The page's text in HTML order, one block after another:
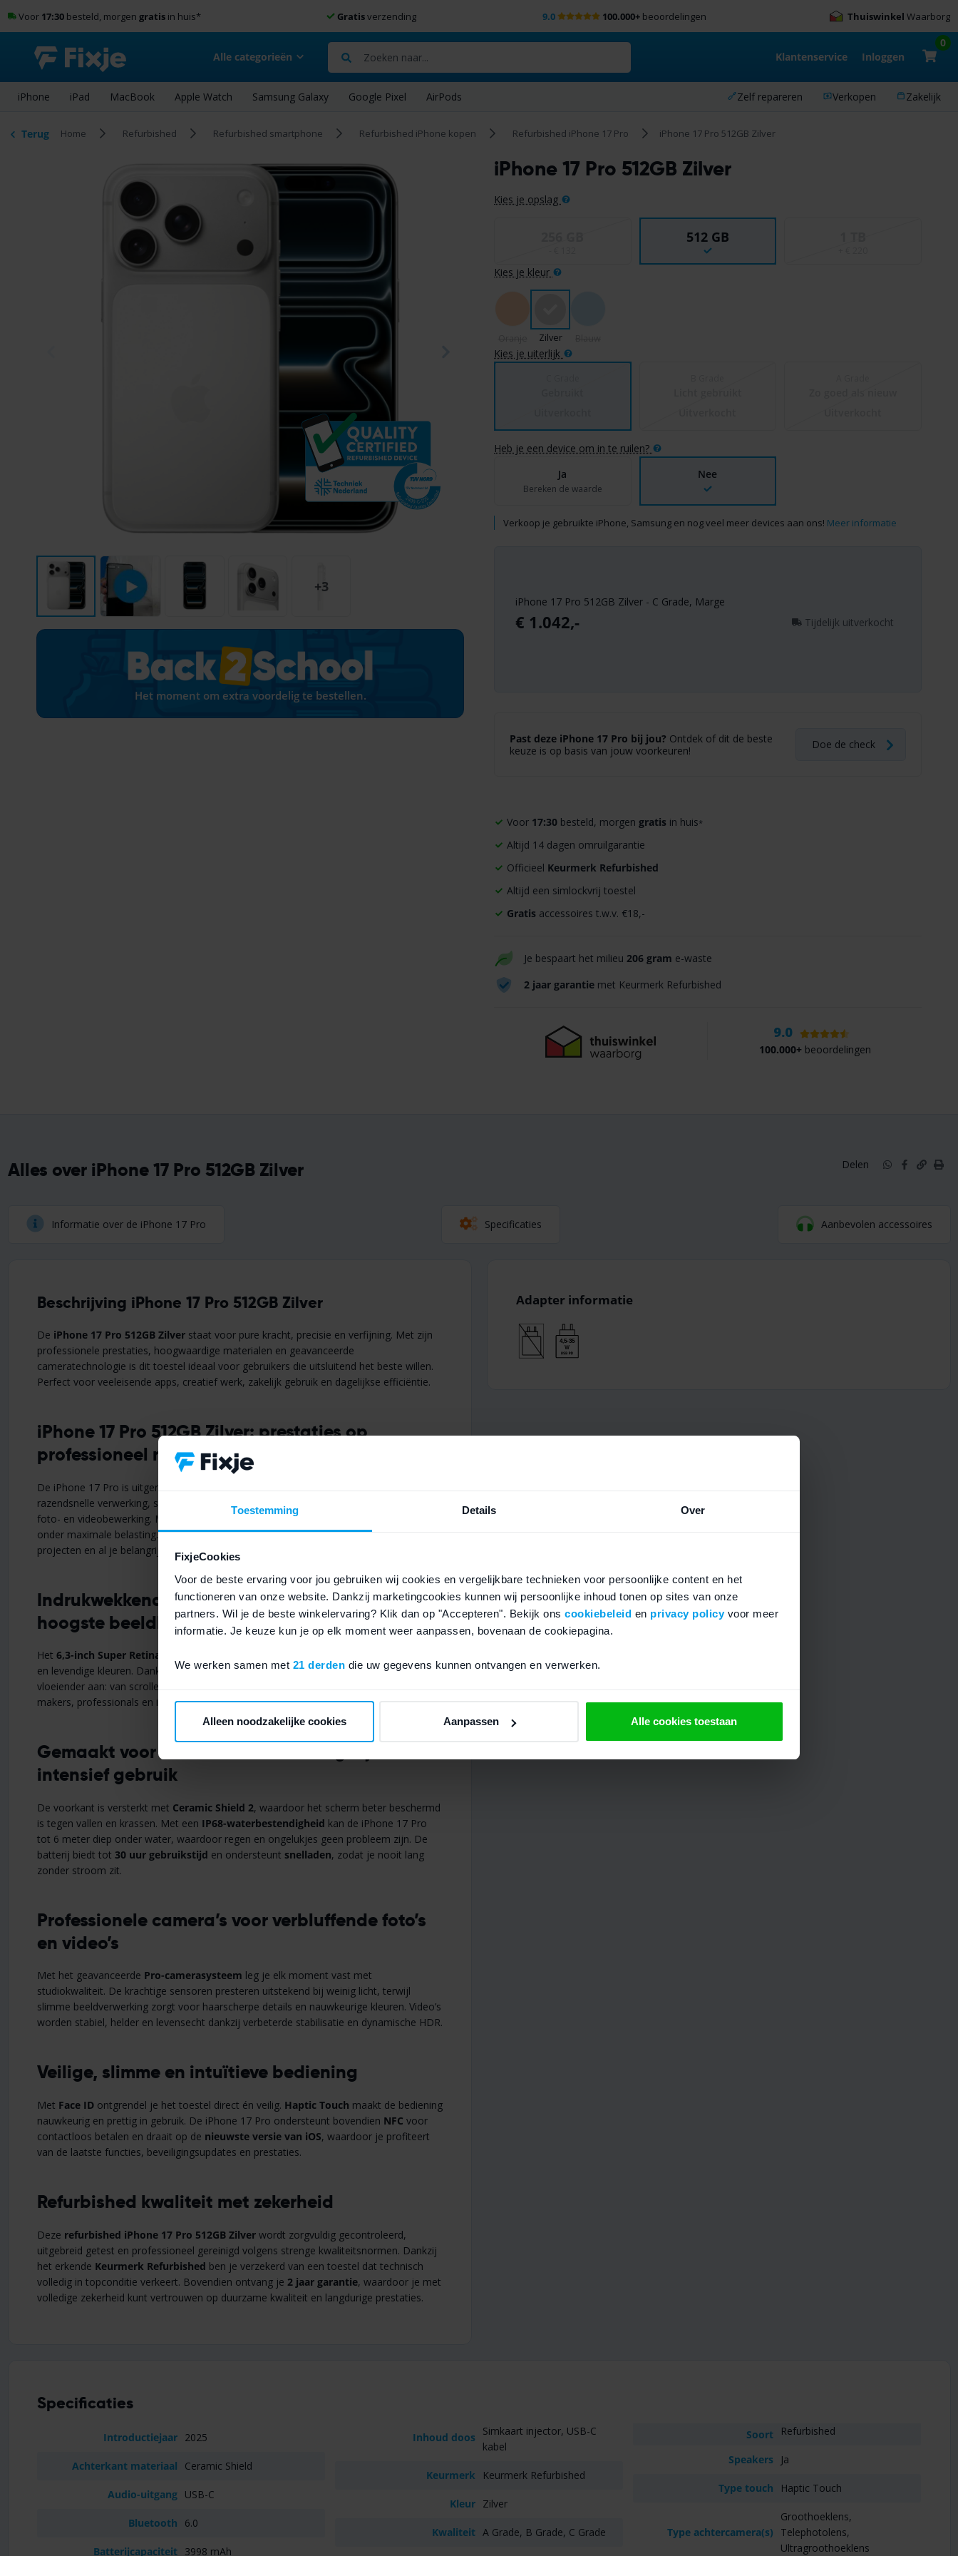
Toestemming Details Over
FixjeCookies
Voor de beste ervaring voor jou gebruiken wij cookies en vergelijkbare technieken voor persoonlijke content en het
functioneren van onze website. Dankzij marketingcookies kunnen wij persoonlijke inhoud tonen op sites van onze
partners. Wil je de beste winkelervaring? Klik dan op "Accepteren". Bekijk ons cookiebeleid en privacy policyvoor meer
informatie. Je keuze kun je op elk moment weer aanpassen, bovenaan de cookiepagina.
We werken samen met 21 derden die uw gegevens kunnen ontvangen en verwerken.
Alleen noodzakelijke cookies Aanpassen Alle cookies toestaan
Voor 17:30besteld, morgen gratisin huis* Gratisverzending 9.0 100.000+beoordelingen Thuiswinkel Waarborg
Alle categorieën
Zoeken
Klantenservice Inloggen
0
iPhone iPad MacBook Apple Watch Samsung Galaxy Google Pixel AirPods Zelf repareren Verkopen Zakelijk
Terug Home Refurbished Refurbished smartphone Refurbished iPhone kopen Refurbished iPhone 17 Pro iPhone 17 Pro 512GB Zilver
iPhone 17 Pro 512GB Zilver
+3
Het moment om extra voordelig te bestellen.
Voor 17:30 besteld, morgen gratis in huis*
Altijd 14 dagen omruilgarantie
Officieel Keurmerk Refurbished
Altijd een simlockvrij toestel
Gratis accessoires t.w.v. €18,-
Je bespaart het milieu 206 gram e-waste
2 jaar garantie met Keurmerk Refurbished
9.0
100.000+ beoordelingen
Kies je opslag
512 GB
Kies je kleur
Zilver
Kies je uiterlijk
Heb je een device om in te ruilen?
Ja
Bereken de waarde
Nee
Verkoop je gebruikte iPhone, Samsung en nog veel meer devices aan ons! Meer informatie
iPhone 17 Pro 512GB Zilver - C Grade, Marge
€ 1.042,- Tijdelijk uitverkocht
Past deze iPhone 17 Pro bij jou? Ontdek of dit de beste
keuze is op basis van jouw voorkeuren!
Doe de check
Alles over iPhone 17 Pro 512GB Zilver Delen
Informatie over de iPhone 17 Pro Specificaties Aanbevolen accessoires
Beschrijving iPhone 17 Pro 512GB Zilver
De iPhone 17 Pro 512GB Zilverstaat voor pure kracht, precisie en verfijning. Met zijn
professionele prestaties, hoogwaardige materialen en geavanceerde
cameratechnologie is dit toestel ideaal voor gebruikers die uitsluitend het beste willen.
Perfect voor veeleisende apps, creatief werk, zakelijk gebruik en dagelijkse efficiëntie.
iPhone 17 Pro 512GB Zilver: prestaties op
professioneel niveau
De iPhone 17 Pro is uitgerust met de ultrakrachtige
razendsnelle verwerking, soepele multitasking en topprestaties in zware apps zoals
foto- en videobewerking. Met
blijft het toestel ongekend responsief, zelfs
onder maximale belasting. De512GB opslagbiedt volop ruimte voor foto’s, video’s,
projecten en al je belangrijke documenten.
Indrukwekkend ProMotion-display voor de
hoogste beeldkwaliteit
Het 6,3-inch Super Retina XDR Pro-display
en levendige kleuren. Dankzij de hoge verversingssnelheid voelt alles sneller en
vloeiender aan: van scrollen en multitasken tot gaming en video’s bekijken. Ideaal voor
makers, professionals en iedereen die maximale scherpte verwacht.
Gemaakt voor duurzaamheid en dagelijks
intensief gebruik
De voorkant is versterkt met Ceramic Shield 2, waardoor het scherm beter beschermd
is tegen vallen en krassen. Met een IP68-waterbestendigheid kan de iPhone 17 Pro
tot 6 meter diep onder water, waardoor regen en ongelukjes geen probleem zijn. De
batterij biedt tot 30 uur gebruikstijd en ondersteunt snelladen, zodat je nooit lang
zonder stroom zit.
Professionele camera’s voor verbluffende foto’s
en video’s
Met het geavanceerde Pro-camerasysteem leg je elk moment vast met
studiokwaliteit. De krachtige sensoren presteren uitstekend bij weinig licht, terwijl
slimme beeldverwerking zorgt voor haarscherpe details en nauwkeurige kleuren. Video’s
worden stabiel, helder en levensecht dankzij verbeterde stabilisatie en dynamische HDR.
Veilige, slimme en intuïtieve bediening
Met Face IDontgrendel je het toestel direct én veilig. Haptic Touch maakt de bediening
nauwkeurig en prettig in gebruik. De iPhone 17 Pro ondersteunt bovendien NFC voor
contactloos betalen en draait op de nieuwste versie van iOS, waardoor je profiteert
van de laatste functies, beveiligingsupdates en prestaties.
Refurbished kwaliteit met zekerheid
Deze refurbished iPhone 17 Pro 512GB Zilverwordt zorgvuldig gecontroleerd,
uitgebreid getest en professioneel gereinigd volgens strenge kwaliteitsnormen. Dankzij
het erkende Keurmerk Refurbished ben je verzekerd van een toestel dat technisch
volledig in topconditie verkeert. Bovendien ontvang je 2 jaar garantie, waardoor je met
volledige zekerheid kunt vertrouwen op duurzame kwaliteit en langdurige prestaties.
Adapter informatie
Specificaties
Introductiejaar 2025
Achterkant materiaal Ceramic Shield
Audio-uitgang USB-C
Bluetooth 6.0
Batterijcapaciteit 3998 mAh
Inhoud doos
Simkaart injector, USB-C
kabel
Keurmerk Keurmerk Refurbished
Kleur Zilver
Kwaliteit A Grade, B Grade, C Grade
Soort Refurbished
Speakers Ja
Type touch Haptic Touch
Type achtercamera(s)
Groothoeklens,
Telephotolens,
Ultragroothoeklens